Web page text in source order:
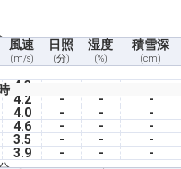
風速
(m/s)
日照
(分)
湿度
(%)
積雪深
(cm)
4.3
4.2 - -
-
4.0 - -
-
4.6 - -
-
3.5 - -
-
3.9 - - -